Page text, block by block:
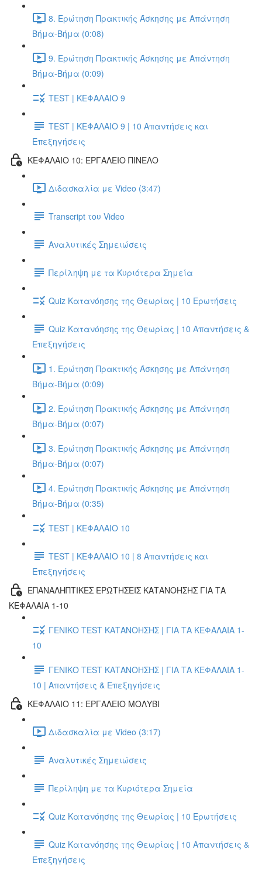
8. Ερώτηση Πρακτικής Άσκησης με Απάντηση
Βήμα-Βήμα (0:08)
9. Ερώτηση Πρακτικής Άσκησης με Απάντηση
Βήμα-Βήμα (0:09)
TEST | ΚΕΦΑΛΑΙΟ 9
TEST | ΚΕΦΑΛΑΙΟ 9 | 10 Απαντήσεις και
Επεξηγήσεις
ΚΕΦΑΛΑΙΟ 10: ΕΡΓΑΛΕΙΟ ΠΙΝΕΛΟ
Διδασκαλία με Video (3:47)
Transcript του Video
Αναλυτικές Σημειώσεις
Περίληψη με τα Κυριότερα Σημεία
Quiz Κατανόησης της Θεωρίας | 10 Ερωτήσεις
Quiz Κατανόησης της Θεωρίας | 10 Απαντήσεις &
Επεξηγήσεις
1. Ερώτηση Πρακτικής Άσκησης με Απάντηση
Βήμα-Βήμα (0:09)
2. Ερώτηση Πρακτικής Άσκησης με Απάντηση
Βήμα-Βήμα (0:07)
3. Ερώτηση Πρακτικής Άσκησης με Απάντηση
Βήμα-Βήμα (0:07)
4. Ερώτηση Πρακτικής Άσκησης με Απάντηση
Βήμα-Βήμα (0:35)
TEST | ΚΕΦΑΛΑΙΟ 10
TEST | ΚΕΦΑΛΑΙΟ 10 | 8 Απαντήσεις και
Επεξηγήσεις
ΕΠΑΝΑΛΗΠΤΙΚΕΣ ΕΡΩΤΗΣΕΙΣ ΚΑΤΑΝΟΗΣΗΣ ΓΙΑ ΤΑ
ΚΕΦΑΛΑΙΑ 1-10
ΓΕΝΙΚΟ TEST ΚΑΤΑΝΟΗΣΗΣ | ΓΙΑ ΤΑ ΚΕΦΑΛΑΙΑ 1-
10
ΓΕΝΙΚΟ TEST ΚΑΤΑΝΟΗΣΗΣ | ΓΙΑ ΤΑ ΚΕΦΑΛΑΙΑ 1-
10 | Απαντήσεις & Επεξηγήσεις
ΚΕΦΑΛΑΙΟ 11: ΕΡΓΑΛΕΙΟ ΜΟΛΥΒΙ
Διδασκαλία με Video (3:17)
Αναλυτικές Σημειώσεις
Περίληψη με τα Κυριότερα Σημεία
Quiz Κατανόησης της Θεωρίας | 10 Ερωτήσεις
Quiz Κατανόησης της Θεωρίας | 10 Απαντήσεις &
Επεξηγήσεις